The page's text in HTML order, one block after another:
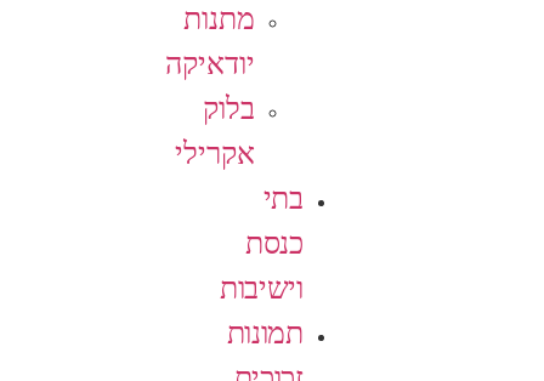
מתנות
יודאיקה
בלוק
אקרילי
בתי
כנסת
וישיבות
תמונות